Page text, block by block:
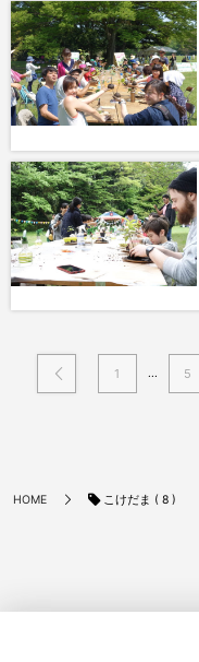
1 ... 5
HOME こけだま ( 8 )